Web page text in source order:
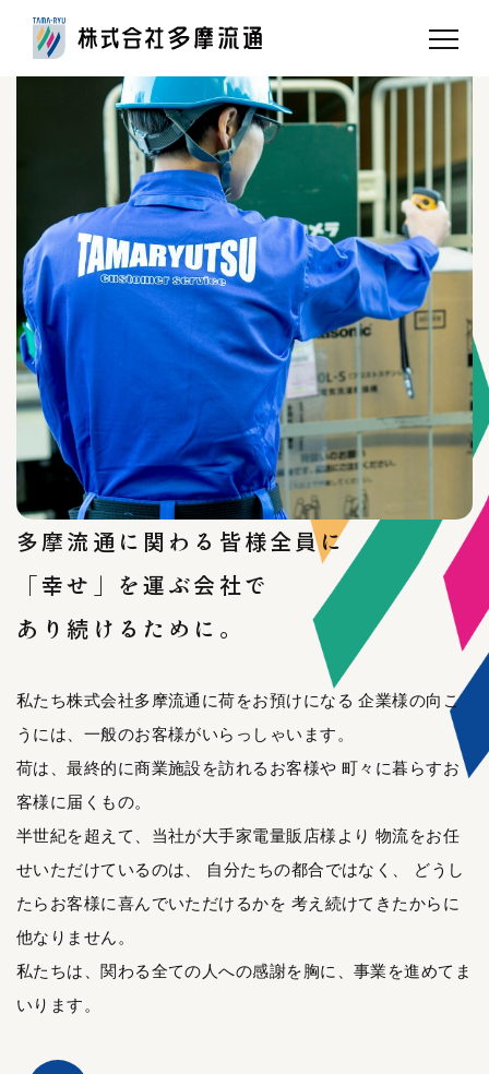
多摩流通に関わる皆様全員に
「幸せ」を運ぶ会社で
あり続けるために。
私たち株式会社多摩流通に荷をお預けになる 企業様の向こ
うには、一般のお客様がいらっしゃいます。
荷は、最終的に商業施設を訪れるお客様や 町々に暮らすお
客様に届くもの。
半世紀を超えて、当社が大手家電量販店様より 物流をお任
せいただけているのは、
自分たちの都合ではなく、
どうし
たらお客様に喜んでいただけるかを 考え続けてきたからに
他なりません。
私たちは、関わる全ての人への感謝を胸に、事業を進めてま
いります。